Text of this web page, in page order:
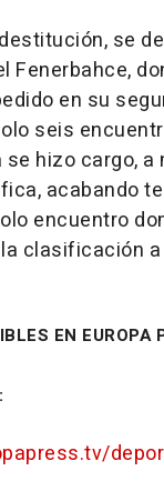
se
Fenerbahce,
en su
seis
hizo cargo, a
acabando
encuentro
clasificación
EN EUROPA